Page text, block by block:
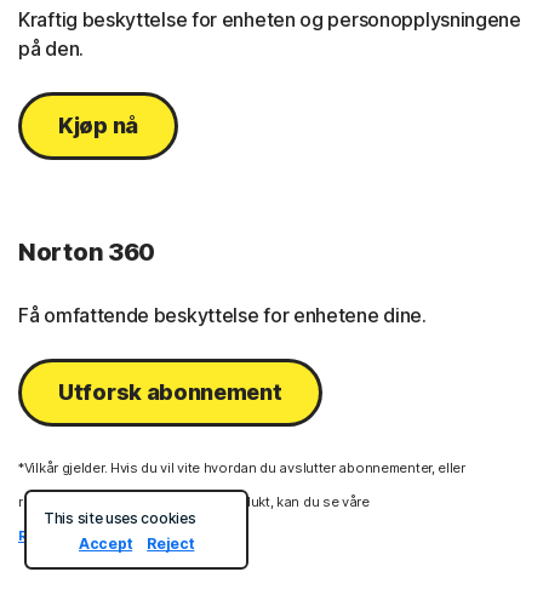
Kraftig beskyttelse for enheten og personopplysningene
på den.
Kjøp nå
Norton 360
Få omfattende beskyttelse for enhetene dine.
Utforsk abonnement
*Vilkår gjelder. Hvis du vil vite hvordan du avslutter abonnementer, eller
returnerer og får refusjon for et produkt, kan du se våre
Retningslinjer for returer
This site uses cookies
Accept
Reject